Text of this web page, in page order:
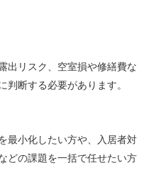
出リスク、空室損や修繕費な
判断する必要があります。
最小化したい方や、入居者対
どの課題を一括で任せたい方